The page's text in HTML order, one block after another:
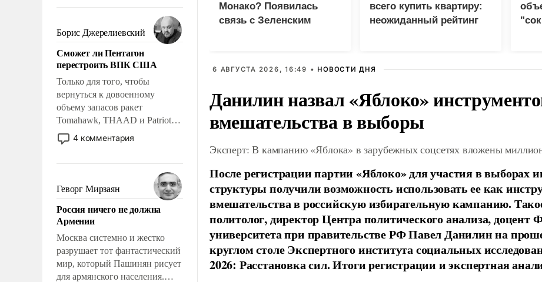
мужественным и твердым под
ударами судьбы, брать на себя
ответственность, помогать
слабым, идти вперед и
адаптироваться.
Борис Джерелиевский
Сможет ли Пентагон
перестроить ВПК США
Только для того, чтобы
вернуться к довоенному
объему запасов ракет
Tomahawk, THAAD и Patriot
США потребуется более трех
лет. Даже небольшая война с
Сложившаяся ситуация
означает многолетний период
уязвимости США, например,
перед Китаем.
4 комментария
Геворг Мирзаян
Россия ничего не должна
Армении
Москва системно и жестко
разрушает тот фантастический
мир, который Пашинян рисует
для армянского населения.
Монако? Появилась
связь с Зеленским
всего купить квартиру:
неожиданный рейтинг
6 АВГУСТА 2026, 16:49 • НОВОСТИ ДНЯ
Данилин назвал «Яблоко»
вмешательства в выборы
Эксперт: В кампанию «Яблока» в зарубежных соцсетях вложены
После регистрации партии «Яблоко» для участия в выборах
структуры получили возможность использовать ее как
вмешательства в российскую избирательную кампанию.
политолог, директор Центра политического анализа, доцент
университета при правительстве РФ Павел Данилин на
круглом столе Экспертного института социальных
2026: Расстановка сил. Итоги регистрации и экспертная